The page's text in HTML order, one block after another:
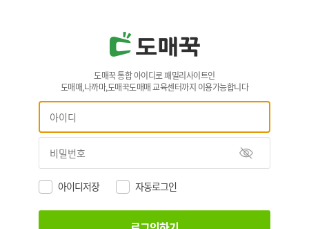
도매꾹 통합 아이디로 패밀리사이트인
도매매,나까마,도매꾹도매매 교육센터까지 이용가능합니다
아이디저장 자동로그인